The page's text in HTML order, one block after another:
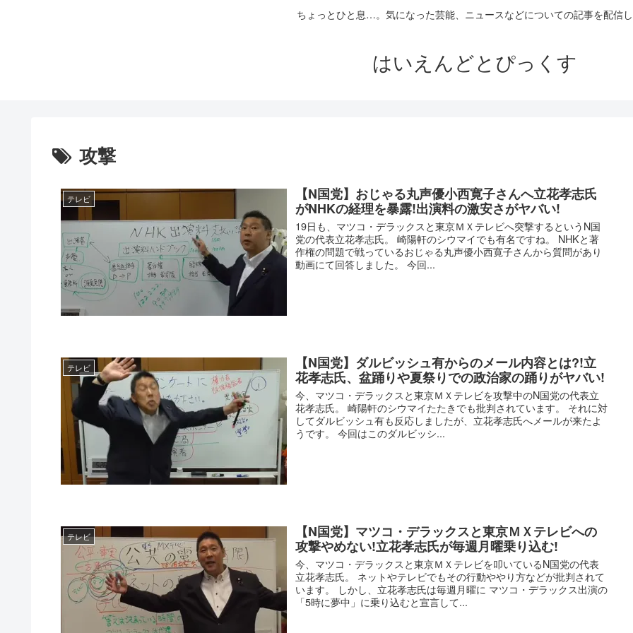
ちょっとひと息…。気になった芸能、ニュースなどについての記事を配信
はいえんどとぴっくす
攻撃
テレビ
【N国党】おじゃる丸声優小西寛子さんへ立花孝志氏
がNHKの経理を暴露!出演料の激安さがヤバい!
19日も、マツコ・デラックスと東京ＭＸテレビへ突撃するというN国
党の代表立花孝志氏。 崎陽軒のシウマイでも有名ですね。 NHKと著
作権の問題で戦っているおじゃる丸声優小西寛子さんから質問があり
動画にて回答しました。 今回...
テレビ
【N国党】ダルビッシュ有からのメール内容とは?!立
花孝志氏、盆踊りや夏祭りでの政治家の踊りがヤバい!
今、マツコ・デラックスと東京ＭＸテレビを攻撃中のN国党の代表立
花孝志氏。 崎陽軒のシウマイたたきでも批判されています。 それに対
してダルビッシュ有も反応しましたが、立花孝志氏へメールが来たよ
うです。 今回はこのダルビッシ...
テレビ
【N国党】マツコ・デラックスと東京ＭＸテレビへの
攻撃やめない!立花孝志氏が毎週月曜乗り込む!
今、マツコ・デラックスと東京ＭＸテレビを叩いているN国党の代表
立花孝志氏。 ネットやテレビでもその行動ややり方などが批判されて
います。 しかし、立花孝志氏は毎週月曜に マツコ・デラックス出演の
「5時に夢中」に乗り込むと宣言して...